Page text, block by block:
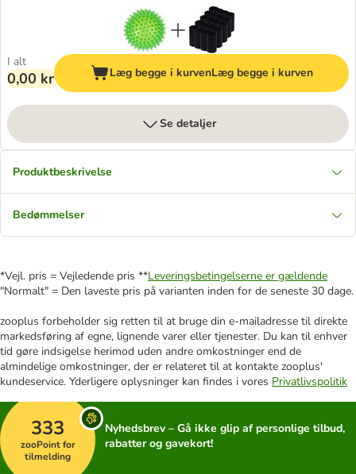
I alt
0,00 kr Læg begge i kurvenLæg begge i kurven
Se detaljer
Produktbeskrivelse
Bedømmelser
*Vejl. pris = Vejledende pris **Leveringsbetingelserne er gældende
"Normalt" = Den laveste pris på varianten inden for de seneste 30 dage.
zooplus forbeholder sig retten til at bruge din e-mailadresse til direkte
markedsføring af egne, lignende varer eller tjenester. Du kan til enhver
tid gøre indsigelse herimod uden andre omkostninger end de
almindelige omkostninger, der er relateret til at kontakte zooplus'
kundeservice. Yderligere oplysninger kan findes i vores Privatlivspolitik
333
zooPoint for
tilmelding
Nyhedsbrev – Gå ikke glip af personlige tilbud,
rabatter og gavekort!